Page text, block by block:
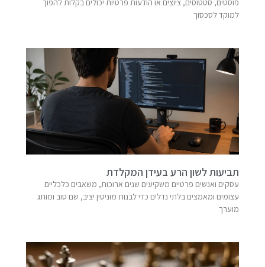
פוסטים, סטטוסים, ציוצים או הודעות פרטיות יכולים בקלות להפוך
למוקד לסכסוך
תביעות לשון הרע בעידן המקלדת
עסקים ואנשים פרטיים משקיעים שנים ארוכות, משאבים כלכליים
עצומים ומאמצים בלתי נדלים כדי לבנות מוניטין יציב, שם טוב ומותג
מוערך